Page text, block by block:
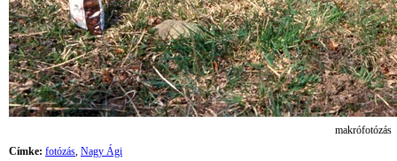
makrófotózás
Címke: fotózás, Nagy Ági